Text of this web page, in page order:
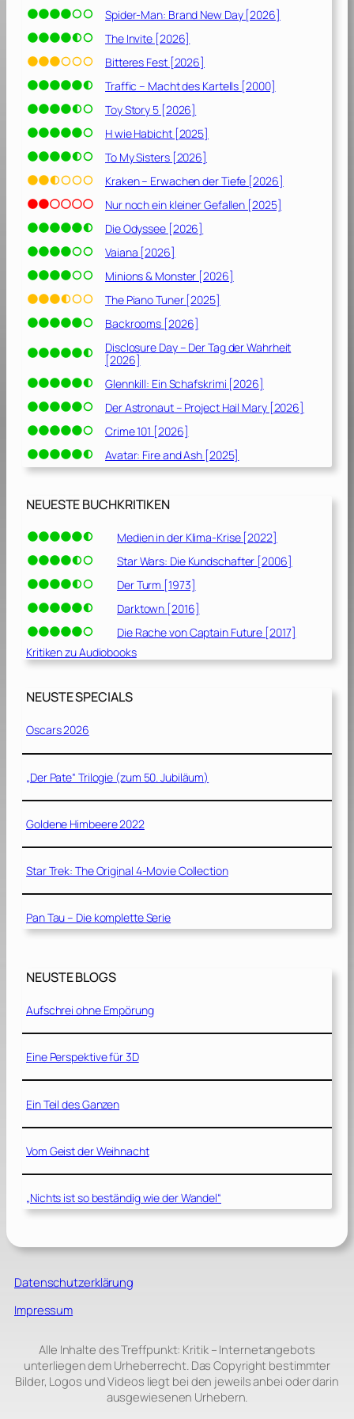
Spider-Man: Brand New Day [2026]
The Invite [2026]
Bitteres Fest [2026]
Traffic – Macht des Kartells [2000]
Toy Story 5 [2026]
H wie Habicht [2025]
To My Sisters [2026]
Kraken – Erwachen der Tiefe [2026]
Nur noch ein kleiner Gefallen [2025]
Die Odyssee [2026]
Vaiana [2026]
Minions & Monster [2026]
The Piano Tuner [2025]
Backrooms [2026]
Disclosure Day – Der Tag der Wahrheit
[2026]
Glennkill: Ein Schafskrimi [2026]
Der Astronaut – Project Hail Mary [2026]
Crime 101 [2026]
Avatar: Fire and Ash [2025]
NEUESTE BUCHKRITIKEN
Medien in der Klima-Krise [2022]
Star Wars: Die Kundschafter [2006]
Der Turm [1973]
Darktown [2016]
Die Rache von Captain Future [2017]
Kritiken zu Audiobooks
NEUSTE SPECIALS
Oscars 2026
„Der Pate“ Trilogie (zum 50. Jubiläum)
Goldene Himbeere 2022
Star Trek: The Original 4-Movie Collection
Pan Tau – Die komplette Serie
NEUSTE BLOGS
Aufschrei ohne Empörung
Eine Perspektive für 3D
Ein Teil des Ganzen
Vom Geist der Weihnacht
„Nichts ist so beständig wie der Wandel“
Datenschutzerklärung
Impressum
Alle Inhalte des Treffpunkt: Kritik – Internetangebots
unterliegen dem Urheberrecht. Das Copyright bestimmter
Bilder, Logos und Videos liegt bei den jeweils anbei oder darin
ausgewiesenen Urhebern.